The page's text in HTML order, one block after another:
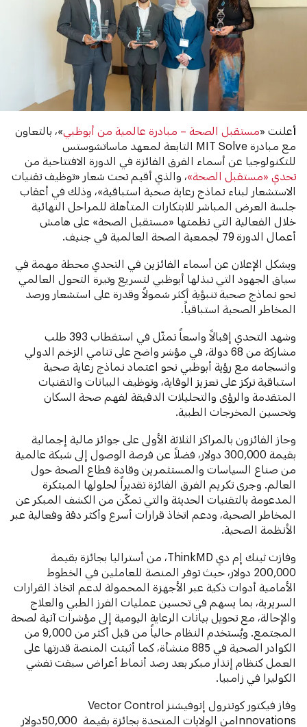
علنت «مستقبل الصحة – مبادرة عالمية من أبوظبي »، بالتعاون
مع مبادرة MIT Solve التابعة لمعهد ماساتشوستس
للتكنولوجيا عن أسماء الفرق الفائزة في الدورة الافتتاحية من
تحدي «مستقبل الصحة»، والذي أقيم تحت شعار «توظيف تقنيات
الاستشعار لبناء نماذج رعاية صحية استباقية»، وذلك في أعقاب
جلسة العرض المباشر للابتكارات المتأهلة للمراحل النهائية
خلال الفعالية التي نظمتها «مستقبل الصحة» على هامش
أعمال الدورة 79 لجمعية الصحة العالمية في جنيف.
ويشكل الإعلان عن أسماء الفائزين في التحدي محطة مهمة في
سياق الجهود التي تبذلها أبوظبي لتسريع وتيرة التحول العالمي
نحو نماذج صحية تنبؤية أكثر شمولاً وقدرة على استشعار ورصد
المخاطر الصحية استباقياً.
وشهد التحدي إقبالاً واسعاً تمثّل في استقطاب 393 طلب
مشاركة من 68 دولة، في مؤشر واضح على تنامي الزخم الدولي
وانسجامه مع رؤية أبوظبي نحو اعتماد نماذج رعاية صحية
استباقية تركز على تعزيز الوقاية، وتوظيف البيانات والتقنيات
المتقدمة والرؤى والتحليلات الدقيقة لفهم صحة السكان
وتحسين المخرجات الطبية.
وحاز الفائزون بالمراكز الثلاثة الأولى على جوائز مالية إجمالية
بقيمة 300,000 دولار، فضلاً عن فرصة الوصول إلى شبكة عالمية
من صناع السياسات والمستثمرين وقادة قطاع الصحة حول
العالم. وجرى تكريم الفرق الفائزة تقديراً لحلولها المبتكرة
المدعومة بالتقنيات الحديثة والتي تمكّن من الكشف المبكر عن
المخاطر الصحية، ودعم اتخاذ قرارات أسرع وأكثر دقة وفعالية عبر
الأنظمة الصحية.
وفازت ثينك إم دي ThinkMD، من أستراليا بجائزة بقيمة
200,000 دولار، حيث توفر المنصة للعاملين في الخطوط
الأمامية أدوات ذكية عبر الأجهزة المحمولة لدعم اتخاذ القرارات
السريرية، بما يسهم في تحسين عمليات الفرز الطبي والعلاج
والإحالة، مع تحويل بيانات الرعاية اليومية إلى مؤشرات آنية لصحة
المجتمع. ويُستخدم النظام حالياً من قبل أكثر من 9,000 من
الكوادر الصحية في 885 منشأة، كما أثبتت المنصة قدرتها على
العمل كنظام إنذار مبكر بعد رصد أنماط أعراض سبقت تفشي
الكوليرا في زامبيا.
وفاز فيكتور كونترول إنوفيشنز Vector Control
Innovationsمن الولايات المتحدة بجائزة بقيمة 50,000دولار